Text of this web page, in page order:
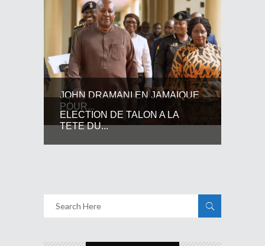
JOHN DRAMANI EN JAMAIQUE
POUR...
ELECTION DE TALON A LA
TETE DU...